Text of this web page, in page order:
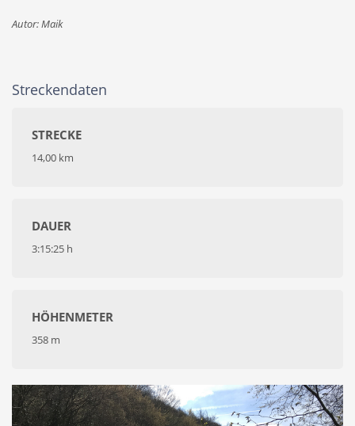
Autor: Maik
Streckendaten
STRECKE
14,00 km
DAUER
3:15:25 h
HÖHENMETER
358 m